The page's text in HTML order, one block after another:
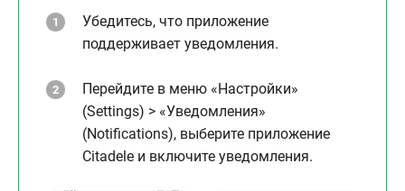
Убедитесь, что приложение
поддерживает уведомления.
Перейдите в меню «Настройки»
(Settings) > «Уведомления»
(Notifications), выберите приложение
Citadele и включите уведомления.